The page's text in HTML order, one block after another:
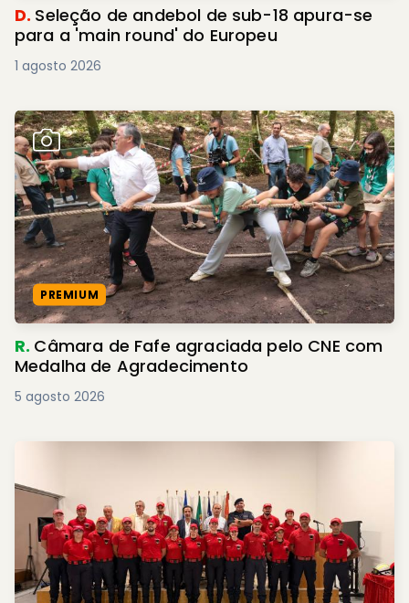
D. Seleção de andebol de sub-18 apura-se
para a 'main round' do Europeu
1 agosto 2026
PREMIUM
R. Câmara de Fafe agraciada pelo CNE com
Medalha de Agradecimento
5 agosto 2026